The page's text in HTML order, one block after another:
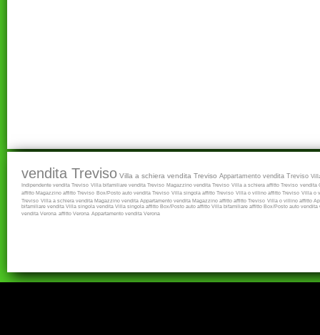
vendita Treviso Villa a schiera vendita Treviso Appartamento vendita Treviso
Indipendente vendita Treviso Villa bifamiliare vendita Treviso Magazzino vendita Treviso Villa a schiera affitto Treviso vendita
affitto Magazzino affitto Treviso Box/Posto auto vendita Treviso Villa singola affitto Treviso Villa o villino affitto Treviso Villa o
Treviso Villa a schiera vendita Magazzino vendita Appartamento vendita Magazzino affitto affitto Treviso Villa o villino affitto
bifamiliare vendita Villa singola vendita Villa singola affitto Box/Posto auto affitto Villa bifamiliare affitto Box/Posto auto vendita
vendita Verona affitto Verona Appartamento vendita Verona